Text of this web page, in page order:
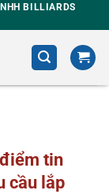
BILLIARDS
tin
cầu lắp